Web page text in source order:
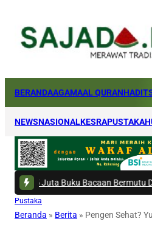
BERANDAAGAMAAL QURAN
NEWSNASIONALKESRAPUSTAKA
Bacaan Bermutu Dikirim untuk
Pustaka
Beranda » Berita » Pengen Sehat?